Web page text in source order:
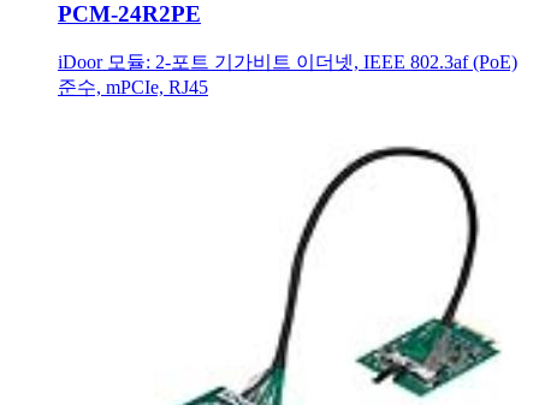
PCM-24R2PE
iDoor 모듈: 2-포트 기가비트 이더넷, IEEE 802.3af (PoE)
준수, mPCIe, RJ45